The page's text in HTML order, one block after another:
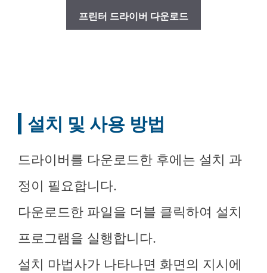
프린터 드라이버 다운로드
설치 및 사용 방법
드라이버를 다운로드한 후에는 설치 과
정이 필요합니다.
다운로드한 파일을 더블 클릭하여 설치
프로그램을 실행합니다.
설치 마법사가 나타나면 화면의 지시에